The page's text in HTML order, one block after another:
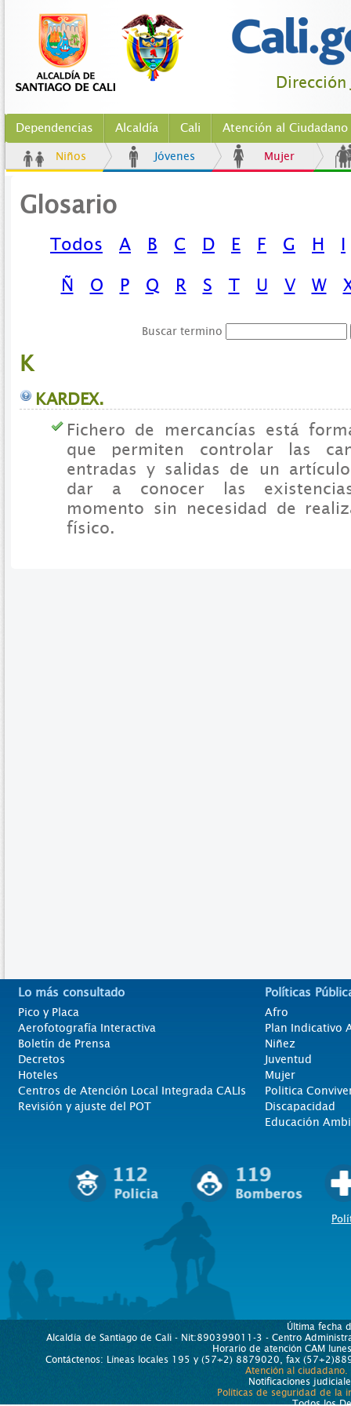
Dependencias Alcaldía Cali Atención al Ciudadano
Niños Jóvenes Mujer
Glosario
Todos A B C D E F G H
I
Ñ
O P Q R S T U V W
Buscar termino
K
KARDEX.
Fichero de mercancías está
que permiten controlar las
entradas y salidas de un
dar a conocer las
momento sin necesidad de
físico.
Lo más consultado
Pico y Placa
Aerofotografía Interactiva
Boletín de Prensa
Decretos
Hoteles
Centros de Atención Local Integrada CALIs
Revisión y ajuste del POT
Políticas
Afro
Plan Indicativo
Niñez
Juventud
Mujer
Politica
Discapacidad
Educación
Última fecha
Alcaldía de Santiago de Cali - Nit:890399011-3 - Centro
Horario de atención CAM
Contáctenos: Líneas locales 195 y (57+2) 8879020, fax
Atención al ciudadano.
Notificaciones
Políticas de seguridad de la
Todos los